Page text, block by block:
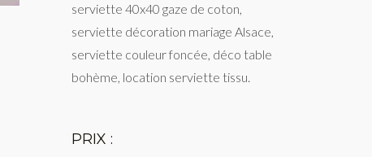
serviette 40x40 gaze de coton,
serviette décoration mariage Alsace,
serviette couleur foncée, déco table
bohème, location serviette tissu.
PRIX :